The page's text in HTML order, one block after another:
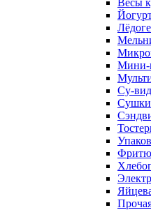
Весы
Мини-
Су-вид
Сушки